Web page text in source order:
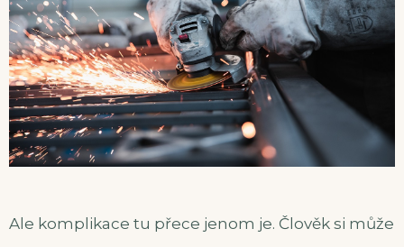
Ale komplikace tu přece jenom je. Člověk si může